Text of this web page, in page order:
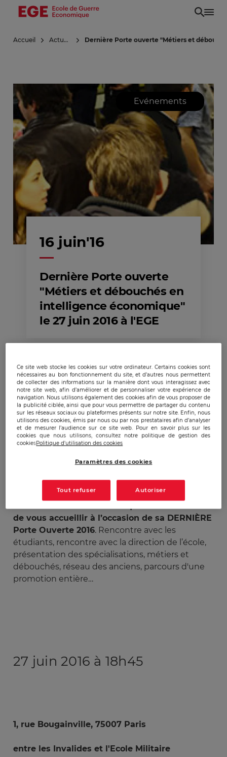
Aller
principal
Accueil Actualités Dernière Porte ouverte "Métiers et
16 juin'16
Dernière Porte ouverte
"Métiers et débouchés en
intelligence économique"
le 27 juin 2016 à l'EGE
Evénements
Publicado: 16/06/2016|Actualizado: 27/05/2025
de vous accueillir à l’occasion de sa DERNIÈRE
Porte Ouverte 2016. Rencontre avec les
étudiants, rencontre avec la direction de l’école,
présentation des spécialisations, métiers et
débouchés, réseau des anciens, parcours d'une
promotion entière…
27 juin 2016 à 18h45
1, rue Bougainville, 75007 Paris
entre les Invalides et l'Ecole Militaire
Ce site web stocke les cookies sur votre ordinateur. Certains cookies sont
nécessaires au bon fonctionnement du site, et d’autres nous permettent
de collecter des informations sur la manière dont vous interagissez avec
notre site web, afin d’améliorer et de personnaliser votre expérience de
navigation. Nous utilisons également des cookies afin de vous proposer de
la publicité ciblée, ainsi que pour vous permettre de partager du contenu
sur les réseaux sociaux ou plateformes présents sur notre site. Enfin, nous
utilisons des cookies, émis par nous ou par nos prestataires afin d’analyser
et de mesurer l’audience sur ce site web. Pour en savoir plus sur les
cookies que nous utilisons, consultez notre politique de gestion des
cookiesPolitique d'utilisation des cookies
Paramètres des cookies
Tout refuser Autoriser